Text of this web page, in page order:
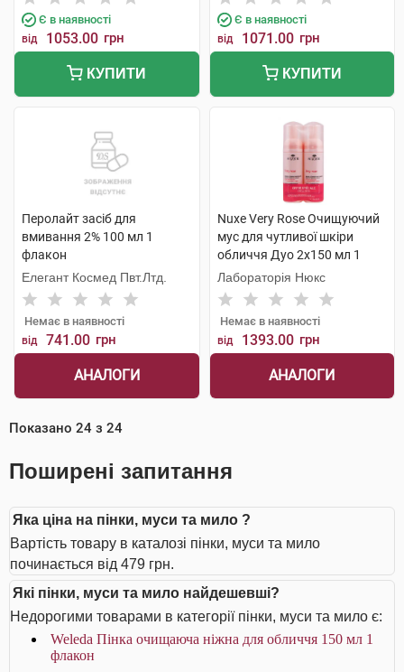
Є в наявності
від 1053.00 грн
КУПИТИ
Є в наявності
від 1071.00 грн
КУПИТИ
Перолайт засіб для
вмивання 2% 100 мл 1
флакон
Елегант Космед Пвт.Лтд.
Немає в наявності
від 741.00 грн
АНАЛОГИ
Nuxe Very Rose Очищуючий
мус для чутливої шкіри
обличчя Дуо 2x150 мл 1
набір
Лабораторія Нюкс
Немає в наявності
від 1393.00 грн
АНАЛОГИ
Показано 24 з 24
Поширені запитання
Яка ціна на пінки, муси та мило ?
Вартість товару в каталозі пінки, муси та мило
починається від 479 грн.
Які пінки, муси та мило найдешевші?
Недорогими товарами в категорії пінки, муси та мило є:
Weleda Пінка очищаюча ніжна для обличчя 150 мл 1
флакон